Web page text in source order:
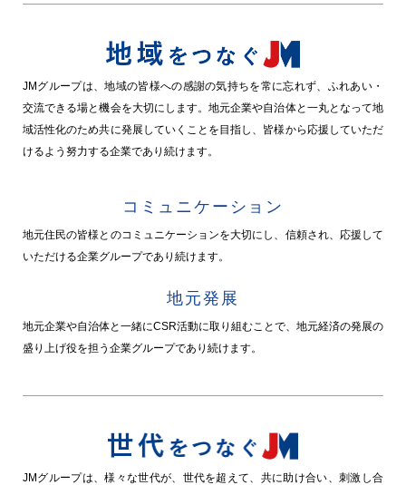
JMグループは、地域の皆様への感謝の気持ちを常に忘れず、ふれあい・
交流できる場と機会を大切にします。地元企業や自治体と一丸となって地
域活性化のため共に発展していくことを目指し、皆様から応援していただ
けるよう努力する企業であり続けます。
コミュニケーション
地元住民の皆様とのコミュニケーションを大切にし、信頼され、応援して
いただける企業グループであり続けます。
地元発展
地元企業や自治体と一緒にCSR活動に取り組むことで、地元経済の発展の
盛り上げ役を担う企業グループであり続けます。
JMグループは、様々な世代が、世代を超えて、共に助け合い、刺激し合